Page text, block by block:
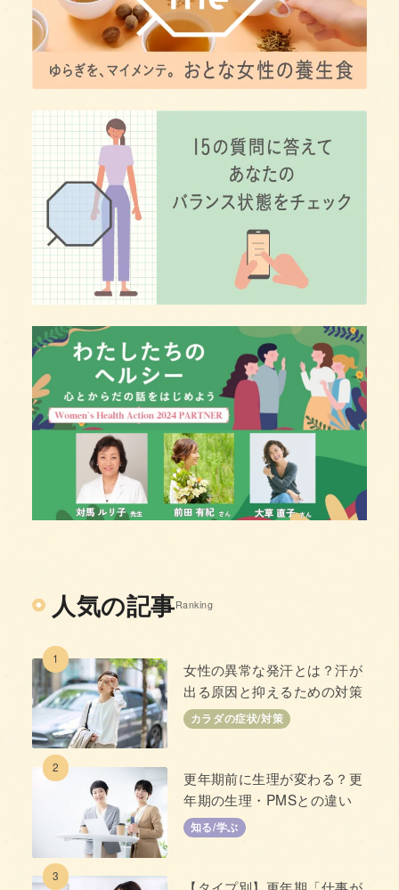
人気の記事Ranking
1
女性の異常な発汗とは？汗が
出る原因と抑えるための対策
カラダの症状/対策
2
更年期前に生理が変わる？更
年期の生理・PMSとの違い
知る/学ぶ
3